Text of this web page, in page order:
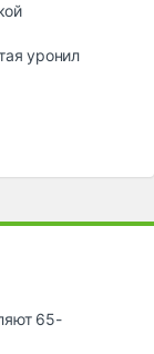
уронил
65-